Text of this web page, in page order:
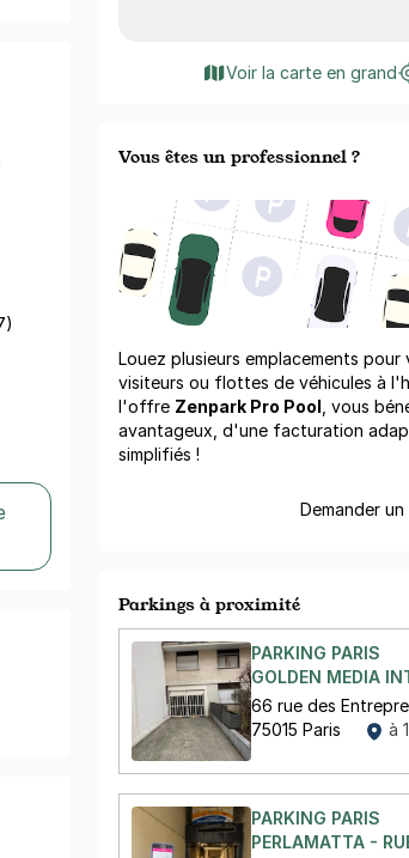
Voir la carte en grand
Vous êtes un professionnel ?
Louez plusieurs emplacements
visiteurs ou flottes de véhicules à
l'offre Zenpark Pro Pool , vous
avantageux, d'une facturation
simplifiés !
Demander un
Parkings à proximité
PARKING PARIS
GOLDEN MEDIA
66 rue des
75015 Paris
à
PARKING PARIS
PERLAMATTA -